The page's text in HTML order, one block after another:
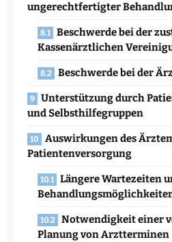
ungerechtfertigter
Beschwerde bei der
Kassenärztlichen
Beschwerde bei der
Unterstützung durch
und Selbsthilfegruppen
Auswirkungen des
Patientenversorgung
Längere Wartezeiten
Notwendigkeit einer
Planung von Arztterminen